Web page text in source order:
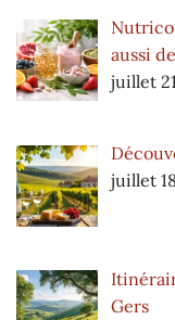
aussi
juillet
juillet
Gers